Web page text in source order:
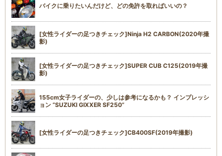
バイクに乗りたいんだけど、どの免許を取ればいいの？
[女性ライダーの足つきチェック]Ninja H2 CARBON(2020年撮
影)
[女性ライダーの足つきチェック]SUPER CUB C125(2019年撮
影)
155cm女子ライダーの、少しは参考になるかも？ インプレッシ
ョン “SUZUKI GIXXER SF250”
[女性ライダーの足つきチェック]CB400SF(2019年撮影)